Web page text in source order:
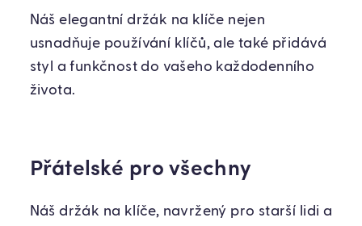
Náš elegantní držák na klíče nejen
usnadňuje používání klíčů, ale také přidává
styl a funkčnost do vašeho každodenního
života.
Přátelské pro všechny
Náš držák na klíče, navržený pro starší lidi a